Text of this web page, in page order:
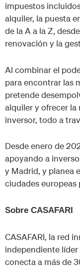
impuestos
alquiler, la puesta
de la A a la Z,
renovación y la
Al combinar el
para encontrar las
pretende
alquiler y ofrecer la
inversor, todo a
Desde enero de
apoyando a
y Madrid, y planea
ciudades europeas
Sobre CASAFARI
CASAFARI, la red
independiente líder
conecta a más de